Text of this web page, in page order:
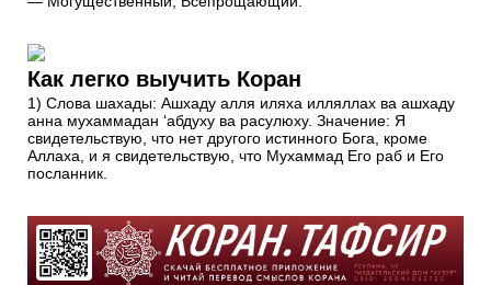
Как легко выучить Коран
1) Слова шахады: Ашхаду алля иляха илляллах ва ашхаду
анна мухаммадан ‘абдуху ва расулюху. Значение: Я
свидетельствую, что нет другого истинного Бога, кроме
Аллаха, и я свидетельствую, что Мухаммад Его раб и Его
посланник.